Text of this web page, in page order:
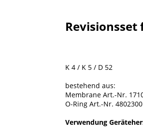
Revisionsset
K 4 / K 5 / D 52
bestehend aus:
Membrane Art.-Nr.
O-Ring Art.-Nr. 4802300
Verwendung